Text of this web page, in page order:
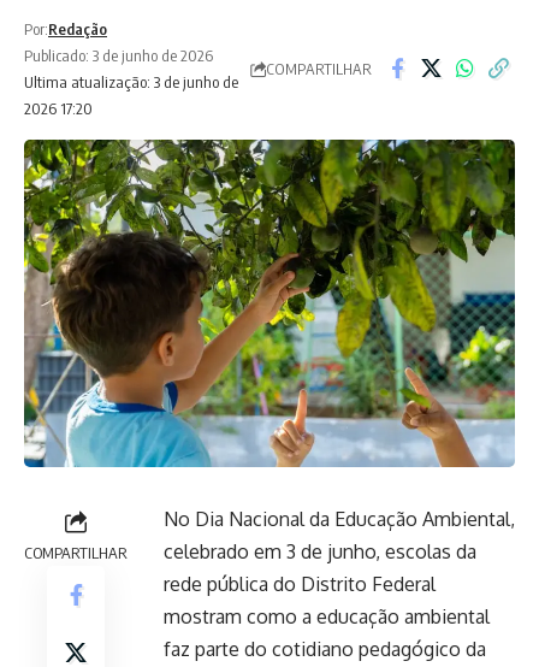
Ultima atualização: 3 de junho de
2026 17:20
Por:Redação
Publicado: 3 de junho de 2026
COMPARTILHAR
COMPARTILHAR
No Dia Nacional da Educação Ambiental,
celebrado em 3 de junho, escolas da
rede pública do Distrito Federal
mostram como a educação ambiental
faz parte do cotidiano pedagógico da